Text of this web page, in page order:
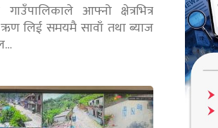
आफ्नो क्षेत्रभित्र
लिई समयमै सावाँ तथा ब्याज